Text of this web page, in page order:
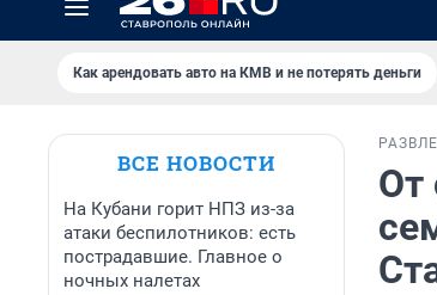
Как арендовать авто на КМВ и не потерять деньги
ВСЕ НОВОСТИ
На Кубани горит НПЗ из-за
атаки беспилотников: есть
пострадавшие. Главное о
ночных налетах
От